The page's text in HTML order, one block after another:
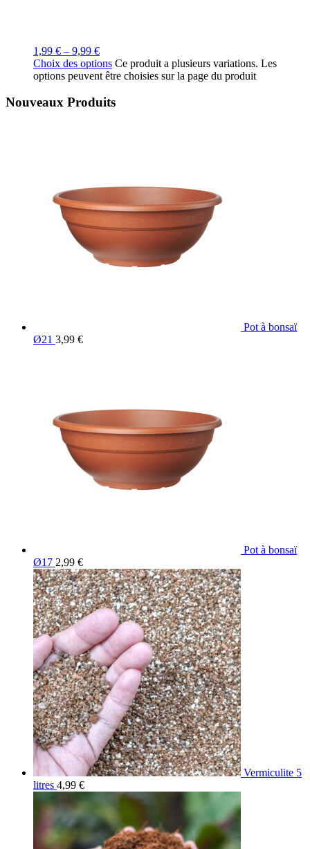
1,99 € – 9,99 €
Choix des options Ce produit a plusieurs variations. Les
options peuvent être choisies sur la page du produit
Nouveaux Produits
Pot à bonsaï
Ø21 3,99 €
Pot à bonsaï
Ø17 2,99 €
Vermiculite 5
litres 4,99 €